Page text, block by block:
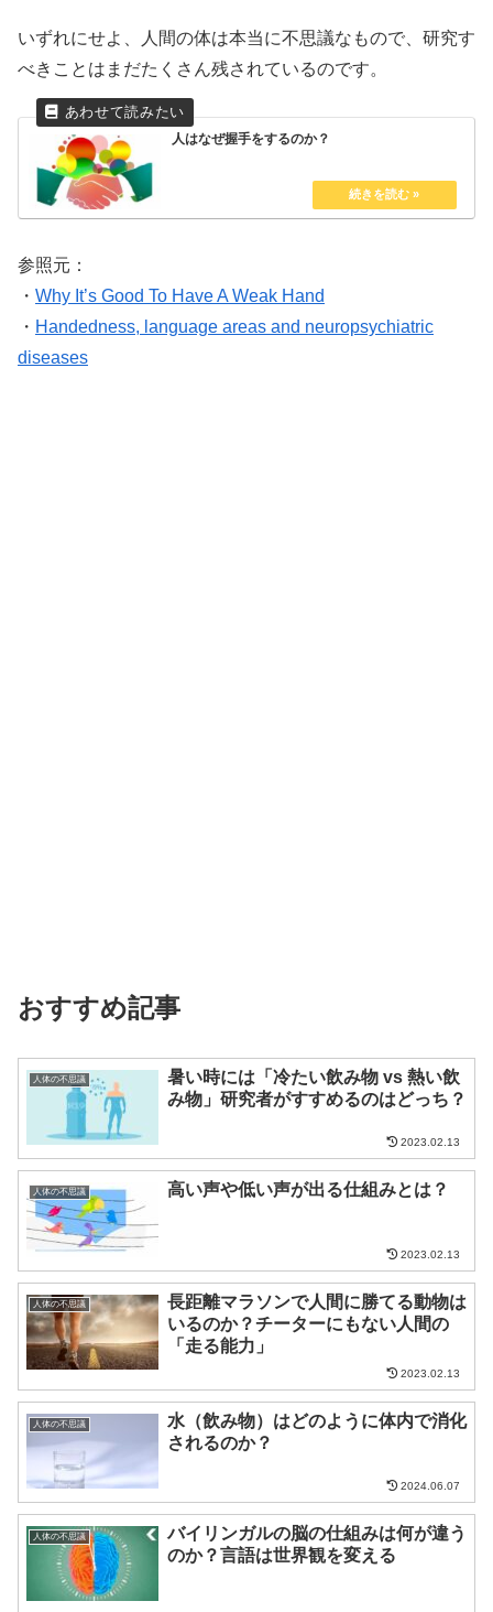
いずれにせよ、人間の体は本当に不思議なもので、研究す
べきことはまだたくさん残されているのです。
人はなぜ握手をするのか？
参照元：
・ Why It’s Good To Have A Weak Hand
・ Handedness, language areas and neuropsychiatric
diseases
おすすめ記事
人体の不思議
暑い時には「冷たい飲み物 vs 熱い飲
み物」研究者がすすめるのはどっち？
2023.02.13
人体の不思議 高い声や低い声が出る仕組みとは？
2023.02.13
人体の不思議
長距離マラソンで人間に勝てる動物は
いるのか？チーターにもない人間の
「走る能力」
2023.02.13
人体の不思議
水（飲み物）はどのように体内で消化
されるのか？
2024.06.07
人体の不思議
バイリンガルの脳の仕組みは何が違う
のか？言語は世界観を変える